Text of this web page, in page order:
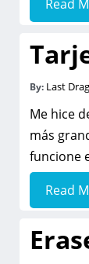
Read
By: Last
Me hice
más
funcione
Read